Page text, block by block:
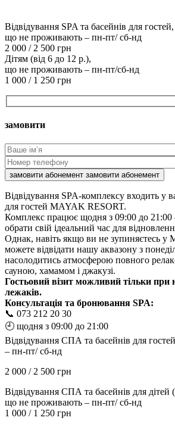
Відвідування SPA та басейнів для гостей,
що не проживають – пн-пт/ сб-нд
2 000 / 2 500 грн
Дітям (від 6 до 12 р.),
що не проживають – пн-пт/сб-нд
1 000 / 1 250 грн
замовити
замовити абонемент замовити абонемент
Відвідування SPA-комплексу входить у
для гостей MAYAK RESORT.
Комплекс працює щодня з 09:00 до
обрати свій ідеальний час для
Однак, навіть якщо ви не зупиняєтесь
можете відвідати нашу аквазону з
насолодитись атмосферою повного
сауною, хамамом і джакузі.
Гостьовий візит можливий тільки при
лежаків.
Консультація та бронювання SPA:
📞 073 212 20 30
🕘 щодня з 09:00 до 21:00
Відвідування СПА та басейнів для
– пн-пт/ сб-нд
2 000 / 2 500 грн
Відвідування СПА та басейнів для дітей
що не проживають – пн-пт/ сб-нд
1 000 / 1 250 грн